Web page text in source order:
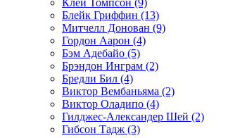
Блейк Гриффин (13)
Митчелл Донован (9)
Гордон Аарон (4)
Бэм Адебайо (5)
Брэндон Инграм (2)
Бредли Бил (4)
Виктор Вембаньяма (2)
Виктор Оладипо (4)
Гилджес-Александер Шей (2)
Гибсон Тадж (3)